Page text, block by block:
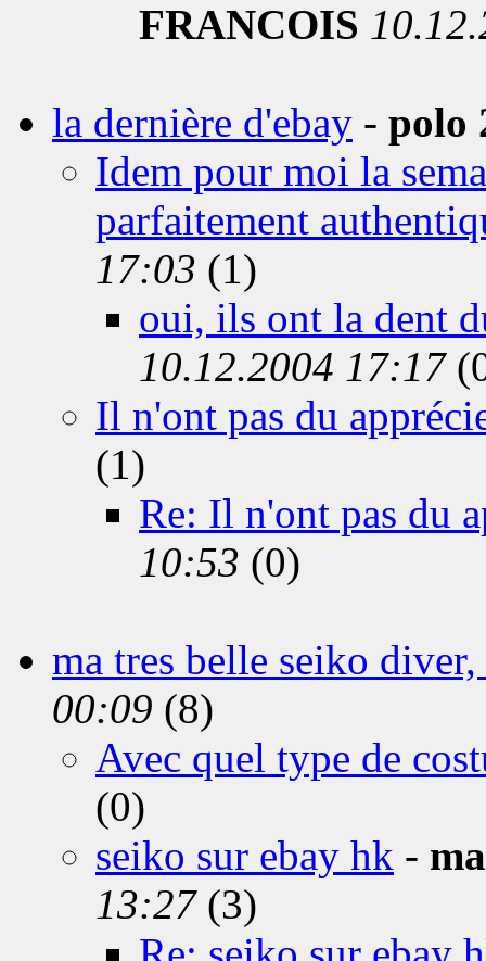
FRANCOIS
la dernière d'ebay - polo
Idem pour moi la
parfaitement
17:03 (1)
oui, ils ont la dent
10.12.2004 17:17
Il n'ont pas du
(1)
Re: Il n'ont pas du
10:53 (0)
ma tres belle seiko diver,
00:09 (8)
Avec quel type de
(0)
seiko sur ebay hk -
13:27(3)